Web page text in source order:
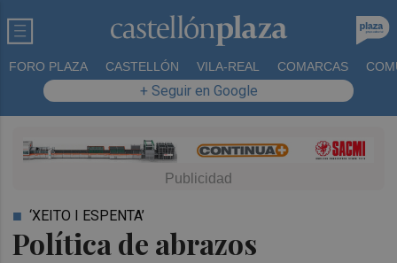
FORO PLAZA CASTELLÓN VILA-REAL COMARCAS
+ Seguir en Google
Política de abrazos
‘XEITO I ESPENTA’